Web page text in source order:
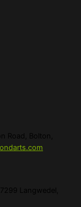
Road, Bolton,
Langwedel,